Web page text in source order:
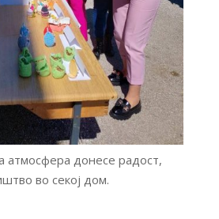
атмосфера донесе радост,
во секој дом.